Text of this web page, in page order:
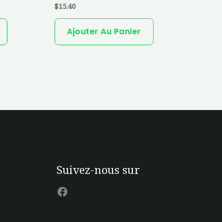
produit
$15.40
Ajouter Au Panier
Suivez-nous sur